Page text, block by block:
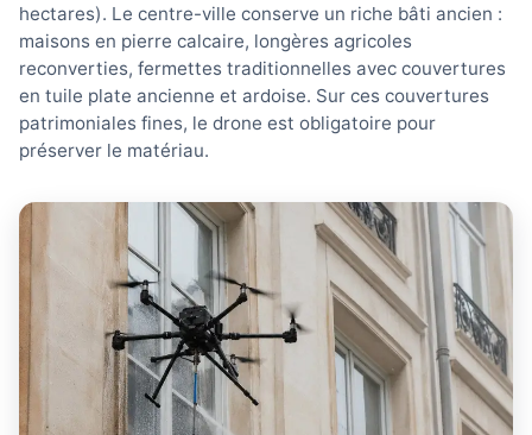
hectares). Le centre-ville conserve un riche bâti ancien :
maisons en pierre calcaire, longères agricoles
reconverties, fermettes traditionnelles avec couvertures
en tuile plate ancienne et ardoise. Sur ces couvertures
patrimoniales fines, le drone est obligatoire pour
préserver le matériau.